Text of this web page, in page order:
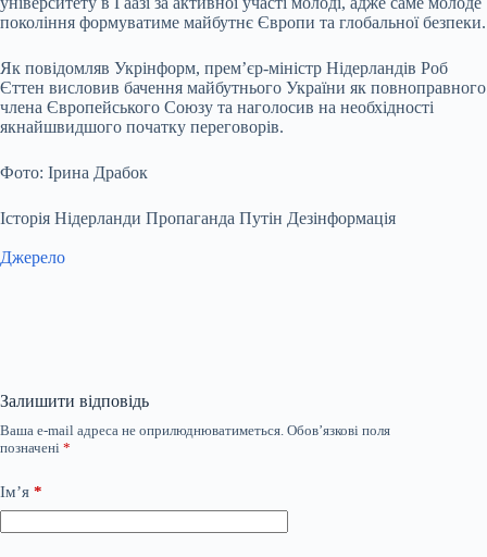
покоління формуватиме майбутнє Європи та глобальної безпеки.
Як повідомляв Укрінформ, прем’єр-міністр Нідерландів Роб
Єттен висловив бачення майбутнього України як повноправного
члена Європейського Союзу та наголосив на необхідності
якнайшвидшого початку переговорів.
Фото: Ірина Драбок
Історія Нідерланди Пропаганда Путін Дезінформація
Джерело
Залишити відповідь
Ваша e-mail адреса не оприлюднюватиметься. Обов’язкові поля
позначені *
Ім’я *